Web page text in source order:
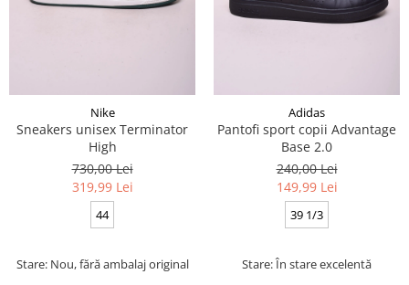
Nike
Sneakers unisex Terminator
High
730,00 Lei
319,99 Lei
44
Stare: Nou, fără ambalaj original
Adidas
Pantofi sport copii Advantage
Base 2.0
240,00 Lei
149,99 Lei
39 1/3
Stare: În stare excelentă